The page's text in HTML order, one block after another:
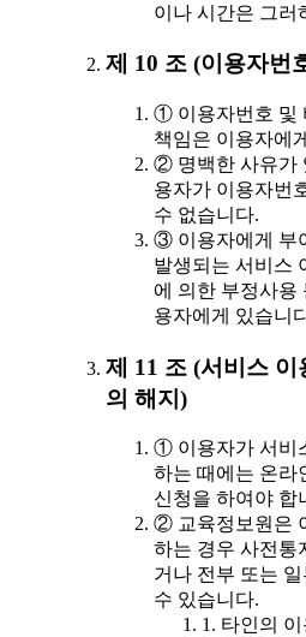
이나 시간은 그러
제 10 조 (이용자번
① 이용자번호 및
책임은 이용자에
② 명백한 사유가
용자가 이용자번
수 없습니다.
③ 이용자에게 부
발생되는 서비스
에 의한 부정사용
용자에게 있습니
제 11 조 (서비스
의 해지)
① 이용자가 서비
하는 때에는 온라
신청을 하여야 합
② 교육정보원은
하는 경우 사전통
거나 전부 또는
수 있습니다.
1. 타인의